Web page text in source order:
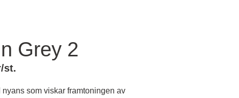
Grey 2
st.
nyans som viskar framtoningen av